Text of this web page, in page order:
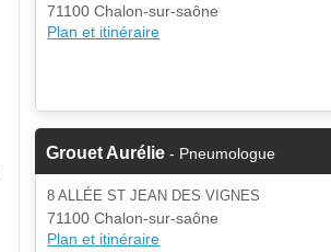
71100 Chalon-sur-saône
Plan et itinéraire
Grouet Aurélie - Pneumologue
8 ALLÉE ST JEAN DES VIGNES
71100 Chalon-sur-saône
Plan et itinéraire